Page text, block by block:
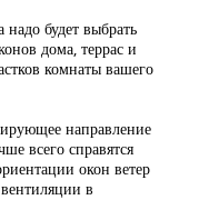
будет выбрать
дома, террас и
комнаты вашего
направление
всего справятся
окон ветер
в